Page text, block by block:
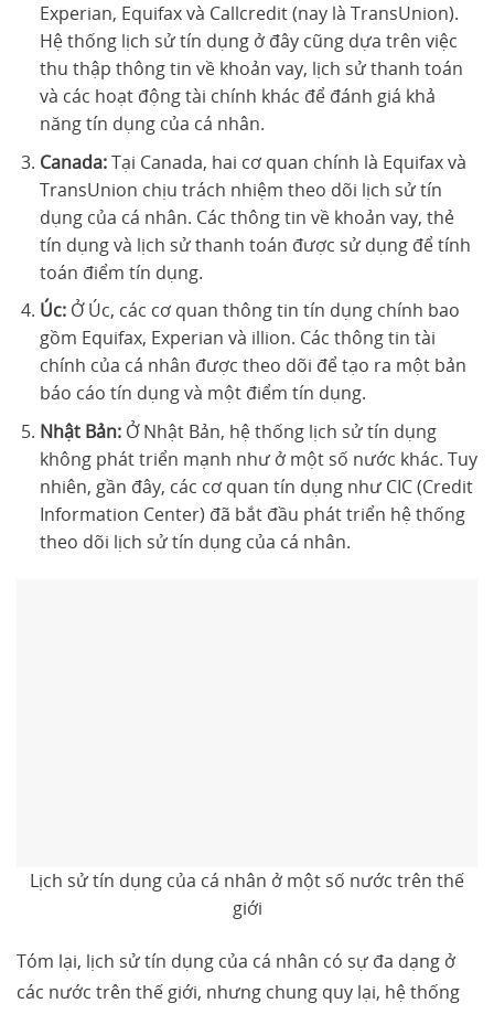
Experian, Equifax và Callcredit (nay là TransUnion).
Hệ thống lịch sử tín dụng ở đây cũng dựa trên việc
thu thập thông tin về khoản vay, lịch sử thanh toán
và các hoạt động tài chính khác để đánh giá khả
năng tín dụng của cá nhân.
Canada:Tại Canada, hai cơ quan chính là Equifax và
TransUnion chịu trách nhiệm theo dõi lịch sử tín
dụng của cá nhân. Các thông tin về khoản vay, thẻ
tín dụng và lịch sử thanh toán được sử dụng để tính
toán điểm tín dụng.
Úc:Ở Úc, các cơ quan thông tin tín dụng chính bao
gồm Equifax, Experian và illion. Các thông tin tài
chính của cá nhân được theo dõi để tạo ra một bản
báo cáo tín dụng và một điểm tín dụng.
Nhật Bản:Ở Nhật Bản, hệ thống lịch sử tín dụng
không phát triển mạnh như ở một số nước khác. Tuy
nhiên, gần đây, các cơ quan tín dụng như CIC (Credit
Information Center) đã bắt đầu phát triển hệ thống
theo dõi lịch sử tín dụng của cá nhân.
Lịch sử tín dụng của cá nhân ở một số nước trên thế
giới
Tóm lại, lịch sử tín dụng của cá nhân có sự đa dạng ở
các nước trên thế giới, nhưng chung quy lại, hệ thống